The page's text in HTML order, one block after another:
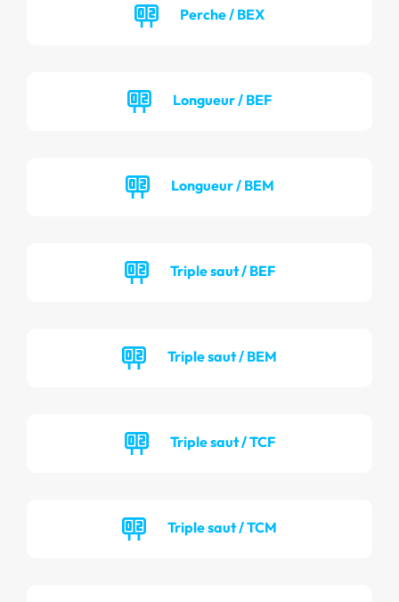
Perche / BEX
Longueur / BEF
Longueur / BEM
Triple saut / BEF
Triple saut / BEM
Triple saut / TCF
Triple saut / TCM